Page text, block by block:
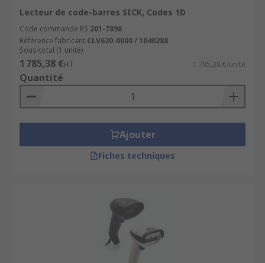
Lecteur de code-barres SICK, Codes 1D
Code commande RS 201-7898
Référence fabricant CLV620-0000 / 1040288
Sous-total (1 unité)
1 785,38 €HT 1 785,38 €/unité
Quantité
Ajouter
Fiches techniques